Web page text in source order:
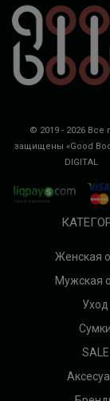
© 2019 - 2026 Все
защищены «Good
DIGITAL
Женская
Мужская
Уход
Сумки
SALE